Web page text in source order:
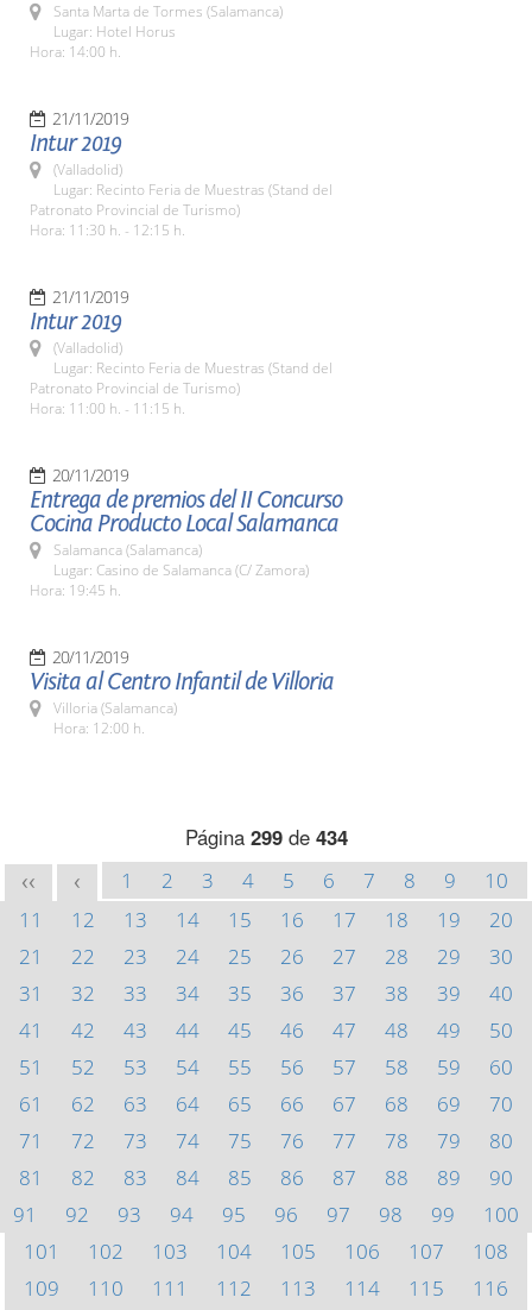
Santa Marta de Tormes (Salamanca)
Lugar: Hotel Horus
Hora: 14:00 h.
21/11/2019
Intur 2019
(Valladolid)
Lugar: Recinto Feria de Muestras (Stand del
Patronato Provincial de Turismo)
Hora: 11:30 h. - 12:15 h.
21/11/2019
Intur 2019
(Valladolid)
Lugar: Recinto Feria de Muestras (Stand del
Patronato Provincial de Turismo)
Hora: 11:00 h. - 11:15 h.
20/11/2019
Entrega de premios del II Concurso
Cocina Producto Local Salamanca
Salamanca (Salamanca)
Lugar: Casino de Salamanca (C/ Zamora)
Hora: 19:45 h.
20/11/2019
Visita al Centro Infantil de Villoria
Villoria (Salamanca)
Hora: 12:00 h.
Página 299de 434
<< < 1 2 3 4 5 6 7 8 9
10
11
12 13 14 15 16 17 18 19
20
21
22 23 24 25 26 27 28 29
30
31
32 33 34 35 36 37 38 39
40
41
42 43 44 45 46 47 48 49
50
51
52 53 54 55 56 57 58 59
60
61
62 63 64 65 66 67 68 69
70
71
72 73 74 75 76 77 78 79
80
81
82 83 84 85 86 87 88 89
90
91
92 93 94 95 96 97 98 99
100
101
102 103 104 105 106 107
108
109
110 111 112 113 114 115
116